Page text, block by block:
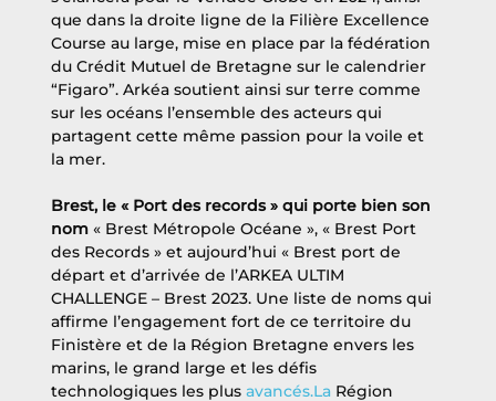
que dans la droite ligne de la Filière Excellence
Course au large, mise en place par la fédération
du Crédit Mutuel de Bretagne sur le calendrier
“Figaro”. Arkéa soutient ainsi sur terre comme
sur les océans l’ensemble des acteurs qui
partagent cette même passion pour la voile et
la mer.
Brest, le « Port des records » qui porte bien son
nom « Brest Métropole Océane », « Brest Port
des Records » et aujourd’hui « Brest port de
départ et d’arrivée de l’ARKEA ULTIM
CHALLENGE – Brest 2023. Une liste de noms qui
affirme l’engagement fort de ce territoire du
Finistère et de la Région Bretagne envers les
marins, le grand large et les défis
technologiques les plus avancés.La Région